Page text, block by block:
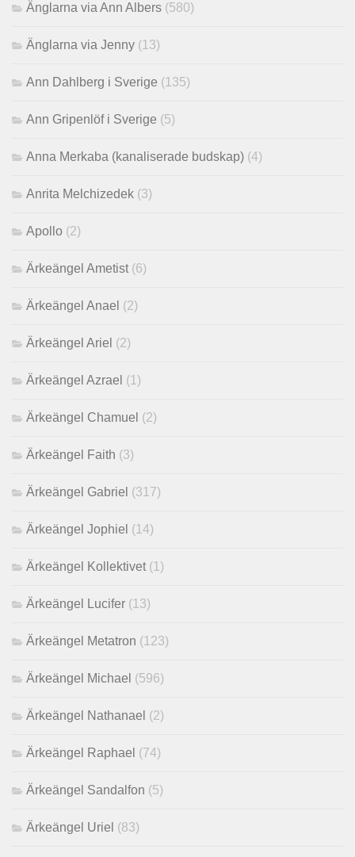
Änglarna via Ann Albers (580)
Änglarna via Jenny (13)
Ann Dahlberg i Sverige (135)
Ann Gripenlöf i Sverige (5)
Anna Merkaba (kanaliserade budskap) (4)
Anrita Melchizedek (3)
Apollo (2)
Ärkeängel Ametist(6)
Ärkeängel Anael (2)
Ärkeängel Ariel (2)
Ärkeängel Azrael (1)
Ärkeängel Chamuel (2)
Ärkeängel Faith (3)
Ärkeängel Gabriel (317)
Ärkeängel Jophiel (14)
Ärkeängel Kollektivet(1)
Ärkeängel Lucifer (13)
Ärkeängel Metatron (123)
Ärkeängel Michael (596)
Ärkeängel Nathanael (2)
Ärkeängel Raphael (74)
Ärkeängel Sandalfon (5)
Ärkeängel Uriel (83)